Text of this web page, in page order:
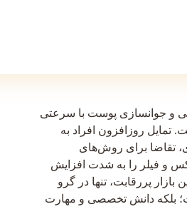
و جوانسازی پوست با سرعتی
تمایل روزافزون افراد به
تقاضا برای روش‌های
و فیلر را به شدت افزایش
پررقابت، تنها در گرو
بلکه دانش تخصصی و مهارت